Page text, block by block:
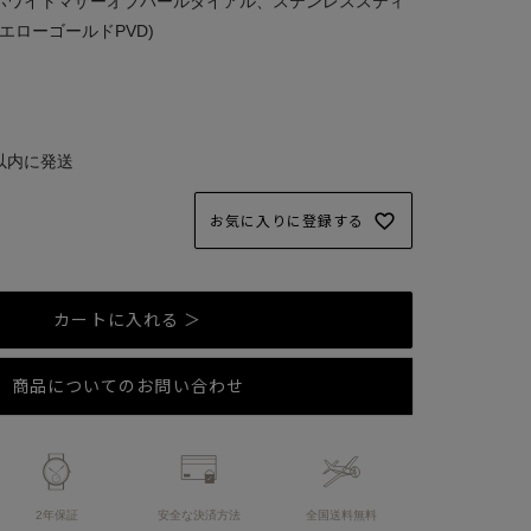
ローゴールドPVD)
内に発送
お気に入りに登録する
カートに入れる ＞
商品についてのお問い合わせ
2年保証 安全な決済方法 全国送料無料